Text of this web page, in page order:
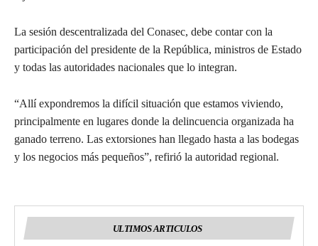
La sesión descentralizada del Conasec, debe contar con la
participación del presidente de la República, ministros de Estado
y todas las autoridades nacionales que lo integran.
“Allí expondremos la difícil situación que estamos viviendo,
principalmente en lugares donde la delincuencia organizada ha
ganado terreno. Las extorsiones han llegado hasta a las bodegas
y los negocios más pequeños”, refirió la autoridad regional.
ULTIMOS ARTICULOS